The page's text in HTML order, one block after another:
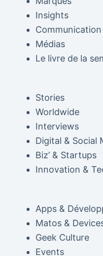
Insights
Médias
Le livre de la
Stories
Worldwide
Interviews
Digital & Social
Biz’ & Startups
Innovation &
Apps &
Matos &
Geek Culture
Events